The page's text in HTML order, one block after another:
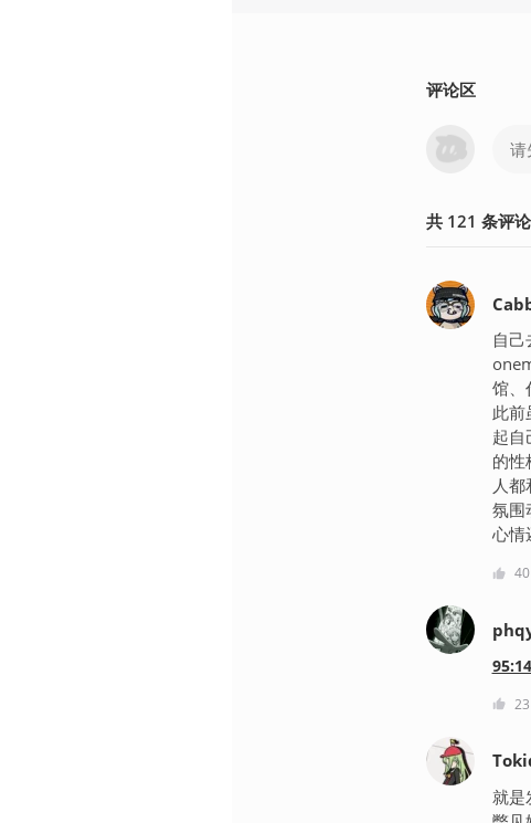
评论区
共 121 条评论
自
馆、
此前
起自
的性
人
氛围
心情
40
95:14
23
就是